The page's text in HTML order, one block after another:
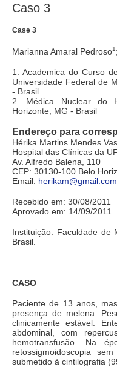
Caso 3
Case 3
Marianna Amaral Pedroso1
1. Academica do Curso
Universidade Federal de
- Brasil
2. Médica Nuclear do
Horizonte, MG - Brasil
Endereço para
Hérika Martins Mendes
Hospital das Clínicas da
Av. Alfredo Balena, 110
CEP: 30130-100 Belo
Email: herikam@gmail.com
Recebido em: 30/08/2011
Aprovado em: 14/09/2011
Instituição: Faculdade de
Brasil.
CASO
Paciente de 13 anos,
presença de melena.
clinicamente estável.
abdominal, com
hemotransfusão. Na
retossigmoidoscopia
submetido à cintilografia